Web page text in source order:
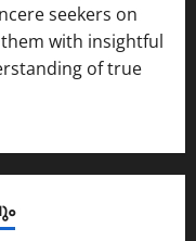
seekers on
with insightful
of true